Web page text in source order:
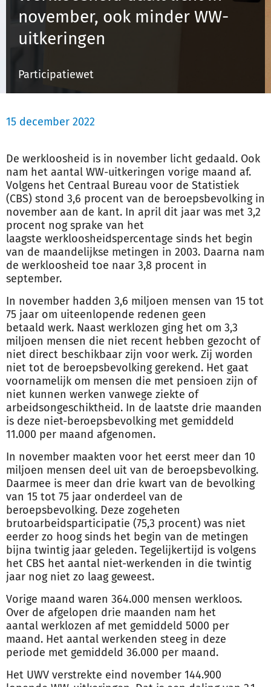
november, ook minder WW-
uitkeringen
Participatiewet
15 december 2022
De werkloosheid is in november licht gedaald. Ook
nam het aantal WW-uitkeringen vorige maand af.
Volgens het Centraal Bureau voor de Statistiek
(CBS) stond 3,6 procent van de beroepsbevolking in
november aan de kant. In april dit jaar was met 3,2
procent nog sprake van het
laagste werkloosheidspercentage sinds het begin
van de maandelijkse metingen in 2003. Daarna nam
de werkloosheid toe naar 3,8 procent in
september.
In november hadden 3,6 miljoen mensen van 15 tot
75 jaar om uiteenlopende redenen geen
betaald werk. Naast werklozen ging het om 3,3
miljoen mensen die niet recent hebben gezocht of
niet direct beschikbaar zijn voor werk. Zij worden
niet tot de beroepsbevolking gerekend. Het gaat
voornamelijk om mensen die met pensioen zijn of
niet kunnen werken vanwege ziekte of
arbeidsongeschiktheid. In de laatste drie maanden
is deze niet-beroepsbevolking met gemiddeld
11.000 per maand afgenomen.
In november maakten voor het eerst meer dan 10
miljoen mensen deel uit van de beroepsbevolking.
Daarmee is meer dan drie kwart van de bevolking
van 15 tot 75 jaar onderdeel van de
beroepsbevolking. Deze zogeheten
brutoarbeidsparticipatie (75,3 procent) was niet
eerder zo hoog sinds het begin van de metingen
bijna twintig jaar geleden. Tegelijkertijd is volgens
het CBS het aantal niet-werkenden in die twintig
jaar nog niet zo laag geweest.
Vorige maand waren 364.000 mensen werkloos.
Over de afgelopen drie maanden nam het
aantal werklozen af met gemiddeld 5000 per
maand. Het aantal werkenden steeg in deze
periode met gemiddeld 36.000 per maand.
Het UWV verstrekte eind november 144.900